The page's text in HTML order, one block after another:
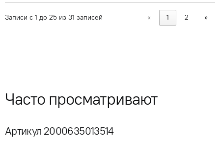
Записи с 1 до 25 из 31 записей « 1 2 »
Часто просматривают
Артикул 2000635013514